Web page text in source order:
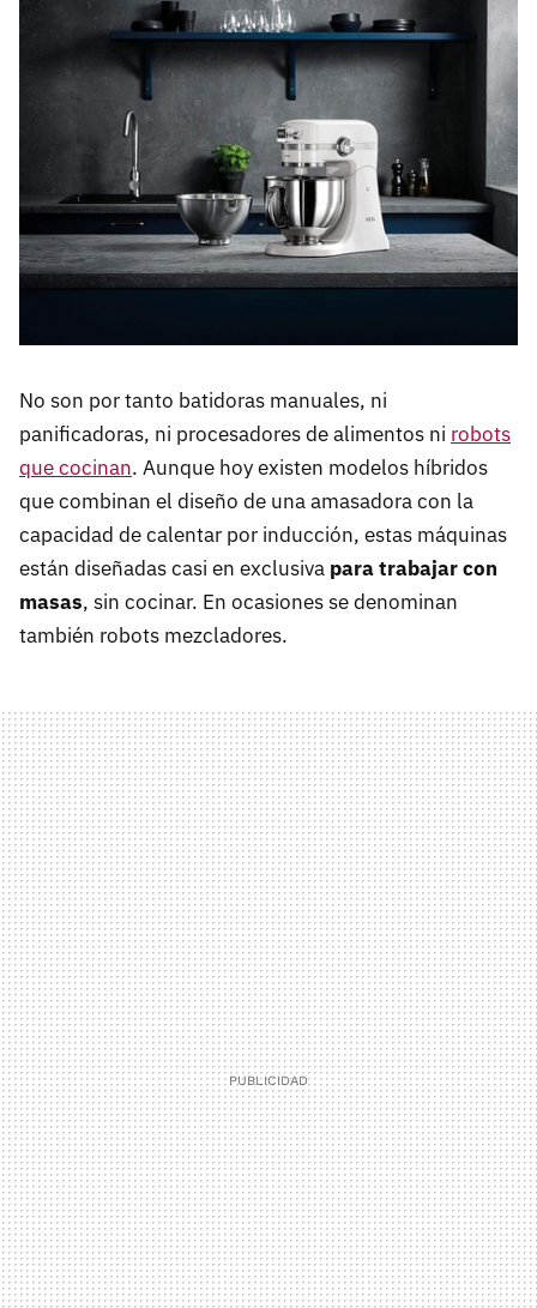
No son por tanto batidoras manuales, ni
panificadoras, ni procesadores de alimentos ni robots
que cocinan. Aunque hoy existen modelos híbridos
que combinan el diseño de una amasadora con la
capacidad de calentar por inducción, estas máquinas
están diseñadas casi en exclusiva para trabajar con
masas, sin cocinar. En ocasiones se denominan
también robots mezcladores.